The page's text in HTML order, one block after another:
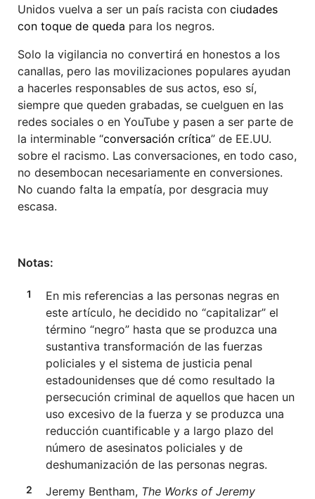
Unidos vuelva a ser un país racista con ciudades
con toque de queda para los negros.
Solo la vigilancia no convertirá en honestos a los
canallas, pero las movilizaciones populares ayudan
a hacerles responsables de sus actos, eso sí,
siempre que queden grabadas, se cuelguen en las
redes sociales o en YouTube y pasen a ser parte de
la interminable “conversación crítica” de EE.UU.
sobre el racismo. Las conversaciones, en todo caso,
no desembocan necesariamente en conversiones.
No cuando falta la empatía, por desgracia muy
escasa.
Notas:
En mis referencias a las personas negras en
este artículo, he decidido no “capitalizar” el
término “negro” hasta que se produzca una
sustantiva transformación de las fuerzas
policiales y el sistema de justicia penal
estadounidenses que dé como resultado la
persecución criminal de aquellos que hacen un
uso excesivo de la fuerza y se produzca una
reducción cuantificable y a largo plazo del
número de asesinatos policiales y de
deshumanización de las personas negras.
Jeremy Bentham, The Works of Jeremy